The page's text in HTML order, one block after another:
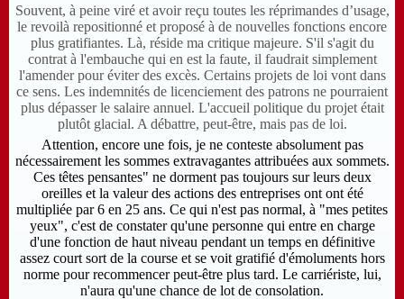
Souvent, à peine viré et avoir reçu toutes les réprimandes d’usage,
le revoilà repositionné et proposé à de nouvelles fonctions encore
plus gratifiantes. Là, réside ma critique majeure. S'il s'agit du
contrat à l'embauche qui en est la faute, il faudrait simplement
l'amender pour éviter des excès. Certains projets de loi vont dans
ce sens. Les indemnités de licenciement des patrons ne pourraient
plus dépasser le salaire annuel. L'accueil politique du projet était
plutôt glacial. A débattre, peut-être, mais pas de loi.
Attention, encore une fois, je ne conteste absolument pas
nécessairement les sommes extravagantes attribuées aux sommets.
Ces têtes pensantes" ne dorment pas toujours sur leurs deux
oreilles et la valeur des actions des entreprises ont ont été
multipliée par 6 en 25 ans. Ce qui n'est pas normal, à "mes petites
yeux", c'est de constater qu'une personne qui entre en charge
d'une fonction de haut niveau pendant un temps en définitive
assez court sort de la course et se voit gratifié d'émoluments hors
norme pour recommencer peut-être plus tard. Le carriériste, lui,
n'aura qu'une chance de lot de consolation.